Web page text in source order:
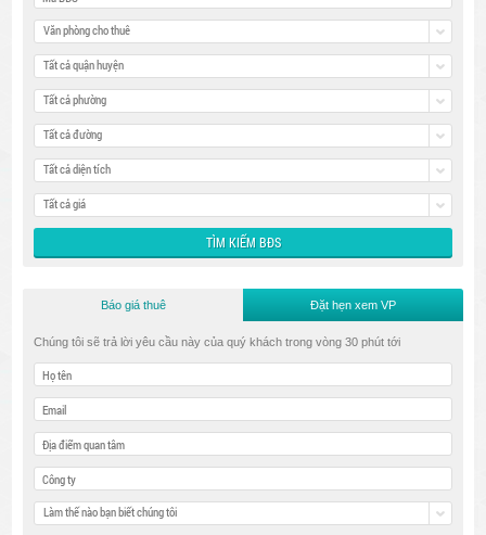
Văn phòng cho thuê
Tất cả quận huyện
Tất cả phường
Tất cả đường
Tất cả diện tích
Tất cả giá
Báo giá thuê Đặt hẹn xem VP
Chúng tôi sẽ trả lời yêu cầu này của quý khách trong vòng 30 phút tới
Làm thế nào bạn biết chúng tôi